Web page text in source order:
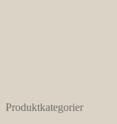
Produktkategorier